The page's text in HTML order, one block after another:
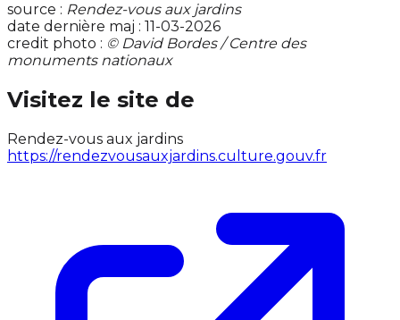
source : Rendez-vous aux jardins
date dernière maj : 11-03-2026
credit photo : © David Bordes / Centre des
monuments nationaux
Visitez le site de
Rendez-vous aux jardins
https://rendezvousauxjardins.culture.gouv.fr